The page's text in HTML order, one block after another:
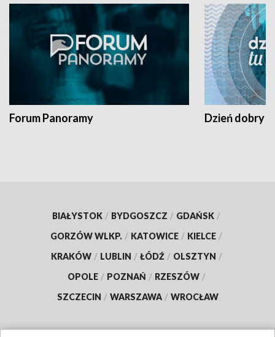
Forum Panoramy Dzień dobry
BIAŁYSTOK / BYDGOSZCZ / GDAŃSK /
GORZÓW WLKP. / KATOWICE / KIELCE /
KRAKÓW / LUBLIN / ŁÓDŹ / OLSZTYN /
OPOLE / POZNAŃ / RZESZÓW /
SZCZECIN / WARSZAWA / WROCŁAW